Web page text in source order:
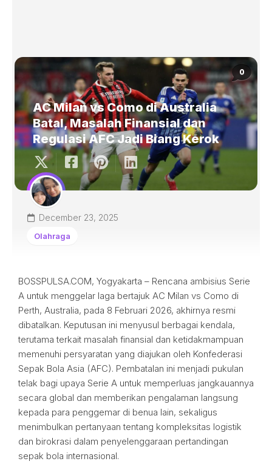
0
AC Milan vs Como di Australia
Batal, Masalah Finansial dan
Regulasi AFC Jadi Biang Kerok
December 23, 2025
Olahraga
BOSSPULSA.COM, Yogyakarta – Rencana ambisius Serie
A untuk menggelar laga bertajuk AC Milan vs Como di
Perth, Australia, pada 8 Februari 2026, akhirnya resmi
dibatalkan. Keputusan ini menyusul berbagai kendala,
terutama terkait masalah finansial dan ketidakmampuan
memenuhi persyaratan yang diajukan oleh Konfederasi
Sepak Bola Asia (AFC). Pembatalan ini menjadi pukulan
telak bagi upaya Serie A untuk memperluas jangkauannya
secara global dan memberikan pengalaman langsung
kepada para penggemar di benua lain, sekaligus
menimbulkan pertanyaan tentang kompleksitas logistik
dan birokrasi dalam penyelenggaraan pertandingan
sepak bola internasional.